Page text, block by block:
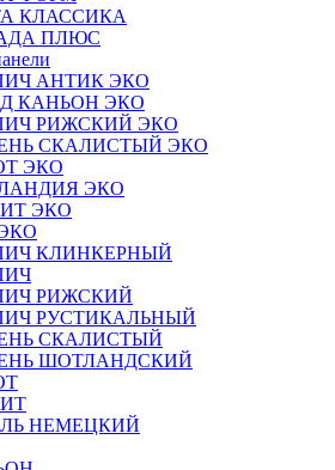
КЛАССИКА
ПЛЮС
АНТИК ЭКО
КАНЬОН ЭКО
РИЖСКИЙ ЭКО
СКАЛИСТЫЙ ЭКО
ЭКО
ЭКО
ЭКО
КЛИНКЕРНЫЙ
РИЖСКИЙ
РУСТИКАЛЬНЫЙ
СКАЛИСТЫЙ
ШОТЛАНДСКИЙ
НЕМЕЦКИЙ